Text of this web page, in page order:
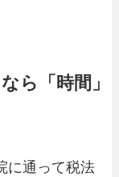
ら「時間」
に通って税法